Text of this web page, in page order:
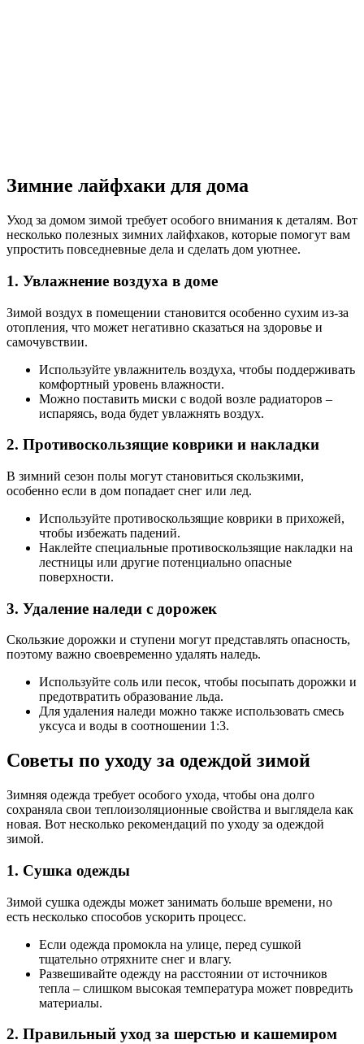
Зимние лайфхаки для дома
Уход за домом зимой требует особого внимания к деталям. Вот
несколько полезных зимних лайфхаков, которые помогут вам
упростить повседневные дела и сделать дом уютнее.
1. Увлажнение воздуха в доме
Зимой воздух в помещении становится особенно сухим из-за
отопления, что может негативно сказаться на здоровье и
самочувствии.
Используйте увлажнитель воздуха, чтобы поддерживать
комфортный уровень влажности.
Можно поставить миски с водой возле радиаторов –
испаряясь, вода будет увлажнять воздух.
2. Противоскользящие коврики и накладки
В зимний сезон полы могут становиться скользкими,
особенно если в дом попадает снег или лед.
Используйте противоскользящие коврики в прихожей,
чтобы избежать падений.
Наклейте специальные противоскользящие накладки на
лестницы или другие потенциально опасные
поверхности.
3. Удаление наледи с дорожек
Скользкие дорожки и ступени могут представлять опасность,
поэтому важно своевременно удалять наледь.
Используйте соль или песок, чтобы посыпать дорожки и
предотвратить образование льда.
Для удаления наледи можно также использовать смесь
уксуса и воды в соотношении 1:3.
Советы по уходу за одеждой зимой
Зимняя одежда требует особого ухода, чтобы она долго
сохраняла свои теплоизоляционные свойства и выглядела как
новая. Вот несколько рекомендаций по уходу за одеждой
зимой.
1. Сушка одежды
Зимой сушка одежды может занимать больше времени, но
есть несколько способов ускорить процесс.
Если одежда промокла на улице, перед сушкой
тщательно отряхните снег и влагу.
Развешивайте одежду на расстоянии от источников
тепла – слишком высокая температура может повредить
материалы.
2. Правильный уход за шерстью и кашемиром